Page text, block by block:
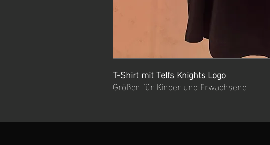
T-Shirt mit Telfs Knights Logo
Größen für Kinder und Erwachsene